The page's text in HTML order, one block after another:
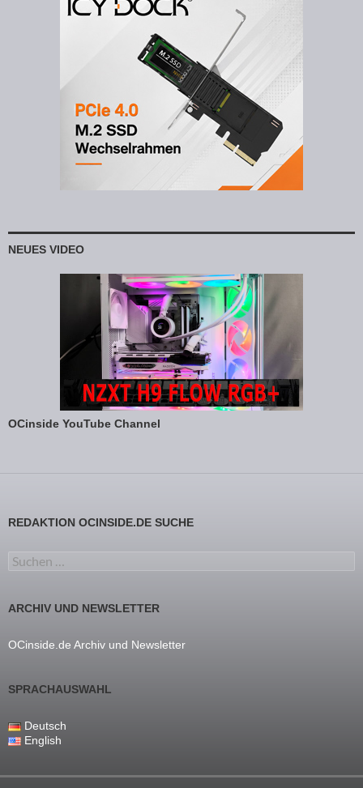
NEUES VIDEO
OCinside YouTube Channel
REDAKTION OCINSIDE.DE SUCHE
Suchen nach:
ARCHIV UND NEWSLETTER
OCinside.de Archiv und Newsletter
SPRACHAUSWAHL
Deutsch
English